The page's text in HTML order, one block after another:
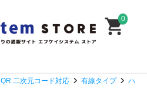
0
QR 二次元コード対応 有線タイプ
ハ